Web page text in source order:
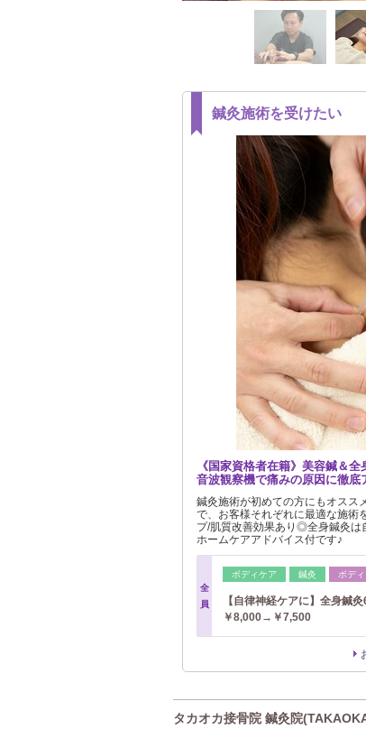
鍼灸施術を受けたい
《国家資格者在籍》美容鍼＆
音波観察機で痛みの原因に徹底
鍼灸施術が初めての方にもオスス
で、お客様それぞれに最適な施術
プ/肌質改善効果あり◎全身鍼灸
ホームケアアドバイス付です♪
全
員
ボディケア 鍼灸 ボディ
【自律神経ケアに】全身鍼
￥8,000→￥7,500
タカオカ接骨院 鍼灸院